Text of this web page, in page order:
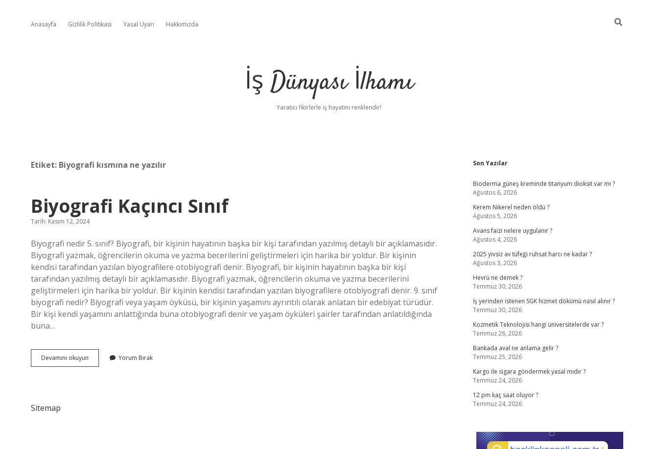
Anasayfa Gizlilik Politikası Yasal Uyarı Hakkımızda
İş Dünyası İlhamı
Yaratıcı fikirlerle iş hayatını renklendir!
Etiket: Biyografi kısmına ne yazılır
Biyografi Kaçıncı Sınıf
Tarih: Kasım 12, 2024
Biyografi nedir 5. sınıf? Biyografi, bir kişinin hayatının başka bir kişi tarafından yazılmış detaylı bir açıklamasıdır.
Biyografi yazmak, öğrencilerin okuma ve yazma becerilerini geliştirmeleri için harika bir yoldur. Bir kişinin
kendisi tarafından yazılan biyografilere otobiyografi denir. Biyografi, bir kişinin hayatının başka bir kişi
tarafından yazılmış detaylı bir açıklamasıdır. Biyografi yazmak, öğrencilerin okuma ve yazma becerilerini
geliştirmeleri için harika bir yoldur. Bir kişinin kendisi tarafından yazılan biyografilere otobiyografi denir. 9. sınıf
biyografi nedir? Biyografi veya yaşam öyküsü, bir kişinin yaşamını ayrıntılı olarak anlatan bir edebiyat türüdür.
Bir kişi kendi yaşamını anlattığında buna otobiyografi denir ve yaşam öyküleri şairler tarafından anlatıldığında
buna…
Devamını okuyun Biyografi
Kaçıncı
Yorum Bırak
Sitemap
Sidebar
Son Yazılar
Bioderma güneş kreminde titanyum dioksit var mı ?
Ağustos 6, 2026
Kerem Nikerel neden öldü ?
Ağustos 5, 2026
Avans faizi nelere uygulanır ?
Ağustos 4, 2026
2025 yivsiz av tüfeği ruhsat harcı ne kadar ?
Ağustos 3, 2026
Hevrü ne demek ?
Temmuz 30, 2026
İş yerinden istenen SGK hizmet dökümü nasıl alınır ?
Temmuz 30, 2026
Kozmetik Teknolojisi hangi üniversitelerde var ?
Temmuz 26, 2026
Bankada aval ne anlama gelir ?
Temmuz 25, 2026
Kargo ile sigara göndermek yasal mıdır ?
Temmuz 24, 2026
12 pm kaç saat oluyor ?
Temmuz 24, 2026